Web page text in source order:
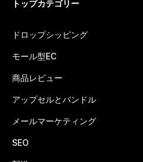
トップカテゴリー
ドロップシッピング
モール型EC
商品レビュー
アップセルとバンドル
メールマーケティング
SEO